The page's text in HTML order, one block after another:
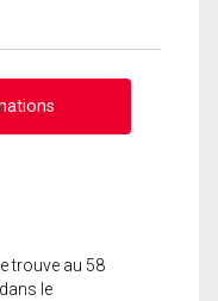
trouve au 58
le